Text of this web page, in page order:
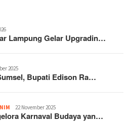
Lampung Gelar Upgradin…
2025
Bupati Edison Ra…
22 November 2025
Karnaval Budaya yan…